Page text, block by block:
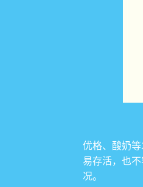
优格、酸奶
易存活，也
况。